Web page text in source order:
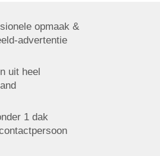
opmaak &
advertentie
uit heel
1 dak